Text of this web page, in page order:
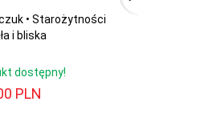
• Starożytności
i bliska
dostępny!
PLN